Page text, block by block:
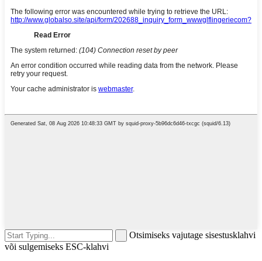
Otsimiseks vajutage sisestusklahvi
või sulgemiseks ESC-klahvi